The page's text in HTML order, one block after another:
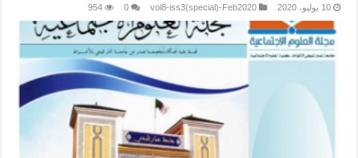
10 يوليو، 2020 vol8-iss3(special)-Feb2020
0
954